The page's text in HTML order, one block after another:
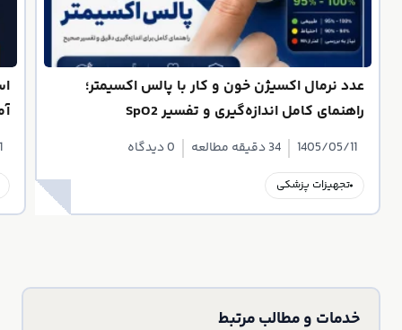
عدد نرمال اکسیژن خون و کار با پالس اکسیمتر؛
راهنمای کامل اندازه‌گیری و تفسیر SpO2
1405/05/11 34 دقیقه مطالعه 0 دیدگاه
تجهیزات پزشکی
خدمات و مطالب مرتبط